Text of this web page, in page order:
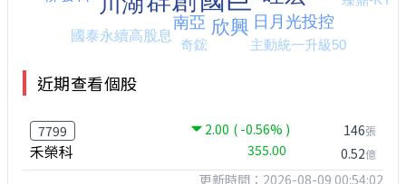
近期查看個股
7799 2.00 ( -0.56% )
禾榮科 355.00
146張
0.52億
更新時間：2026-08-09 00:54:02